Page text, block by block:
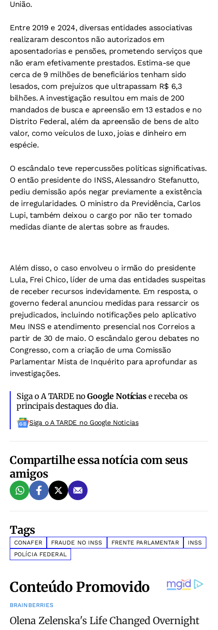
União.
Entre 2019 e 2024, diversas entidades associativas
realizaram descontos não autorizados em
aposentadorias e pensões, prometendo serviços que
não eram efetivamente prestados. Estima-se que
cerca de 9 milhões de beneficiários tenham sido
lesados, com prejuízos que ultrapassam R$ 6,3
bilhões. A investigação resultou em mais de 200
mandados de busca e apreensão em 13 estados e no
Distrito Federal, além da apreensão de bens de alto
valor, como veículos de luxo, joias e dinheiro em
espécie.
O escândalo teve repercussões políticas significativas.
O então presidente do INSS, Alessandro Stefanutto,
pediu demissão após negar previamente a existência
de irregularidades. O ministro da Previdência, Carlos
Lupi, também deixou o cargo por não ter tomado
medidas diante de alertas sobre as fraudes.
Além disso, o caso envolveu o irmão do presidente
Lula, Frei Chico, líder de uma das entidades suspeitas
de receber recursos indevidamente. Em resposta, o
governo federal anunciou medidas para ressarcir os
prejudicados, incluindo notificações pelo aplicativo
Meu INSS e atendimento presencial nos Correios a
partir de 30 de maio. O escândalo gerou debates no
Congresso, com a criação de uma Comissão
Parlamentar Mista de Inquérito para aprofundar as
investigações.
Siga o A TARDE noGoogle Notíciase receba os
principais destaques do dia.
Siga o A TARDE no Google Noticias
Compartilhe essa notícia com seus
amigos
Tags
CONAFER FRAUDE NO INSS FRENTE PARLAMENTAR
INSS
POLÍCIA FEDERAL